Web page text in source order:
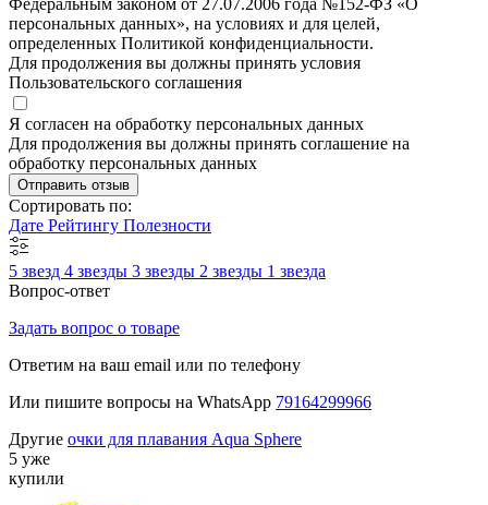
персональных данных», на условиях и для целей,
определенных Политикой конфиденциальности.
Для продолжения вы должны принять условия
Пользовательского соглашения
Я согласен на обработку персональных данных
Для продолжения вы должны принять соглашение на
обработку персональных данных
Отправить отзыв
Сортировать по:
Дате Рейтингу Полезности
5 звезд 4 звезды 3 звезды 2 звезды 1 звезда
Вопрос-ответ
Задать вопрос о товаре
Ответим на ваш email или по телефону
Или пишите вопросы на WhatsApp 79164299966
Другие очки для плавания Aqua Sphere
5 уже
купили